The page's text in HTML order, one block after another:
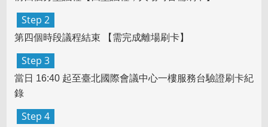
Step 2
第四個時段議程結束 【需完成離場刷卡】
Step 3
當日 16:40 起至臺北國際會議中心一樓服務台驗證刷卡紀
錄
Step 4